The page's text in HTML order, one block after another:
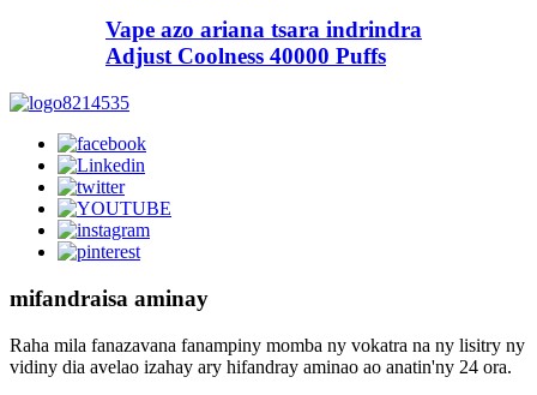
Vape azo ariana tsara indrindra
Adjust Coolness 40000 Puffs
mifandraisa aminay
Raha mila fanazavana fanampiny momba ny vokatra na ny lisitry ny
vidiny dia avelao izahay ary hifandray aminao ao anatin'ny 24 ora.